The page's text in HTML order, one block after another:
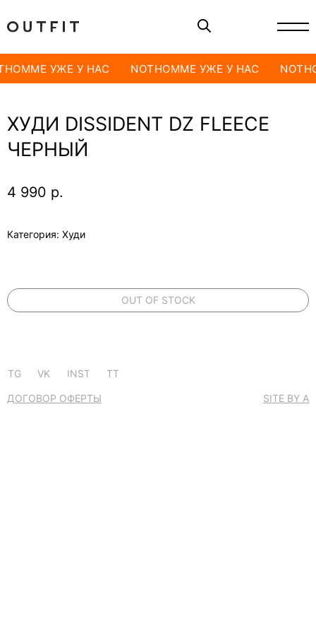
УЖЕ У НАС NOTHOMME УЖЕ У НАС
ХУДИ DISSIDENT DZ FLEECE
ЧЕРНЫЙ
4 990 р.
OUT OF STOCK
Категория: Худи
ДОГОВОР ОФЕРТЫ SITE BY A
TG INST
VK TT